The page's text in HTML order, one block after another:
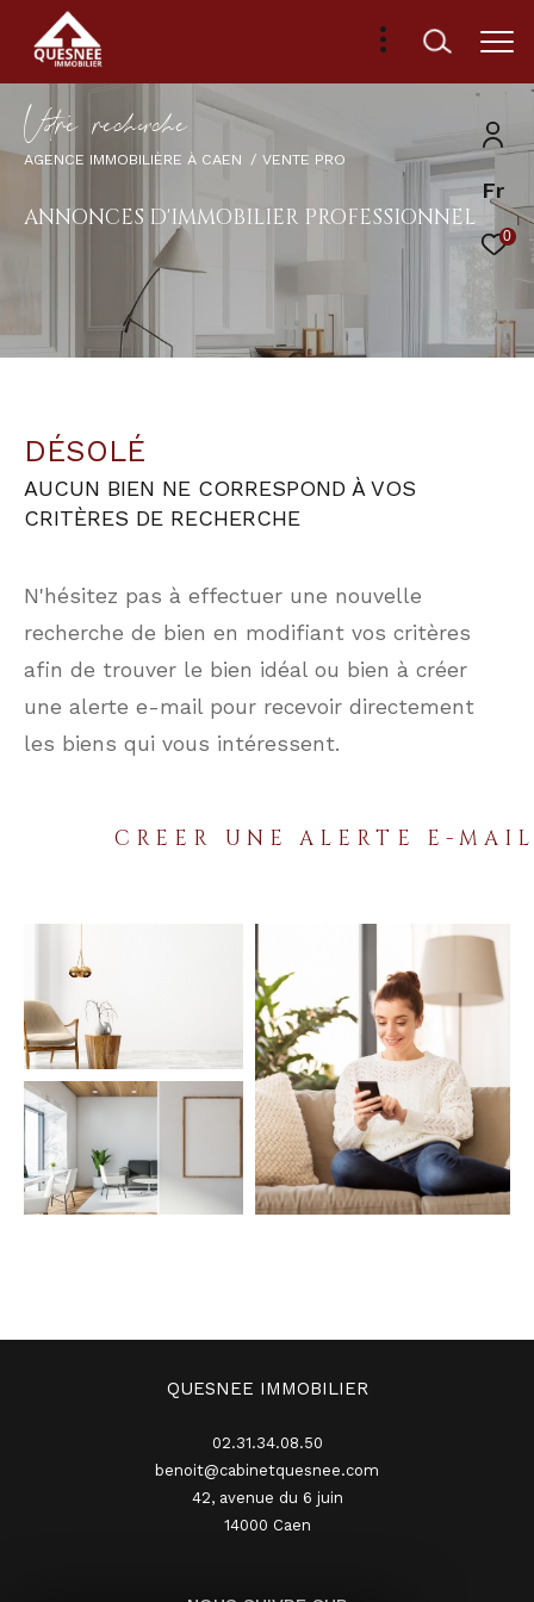
Fr
0
Vore recece
AGENCE IMMOBILIÈRE À CAEN VENTE PRO
ANNONCES D'IMMOBILIER PROFESSIONNEL
DÉSOLÉ
AUCUN BIEN NE CORRESPOND À VOS
CRITÈRES DE RECHERCHE
N'hésitez pas à effectuer une nouvelle
recherche de bien en modifiant vos critères
afin de trouver le bien idéal ou bien à créer
une alerte e-mail pour recevoir directement
les biens qui vous intéressent.
CREER UNE ALERTE E-
QUESNEE IMMOBILIER
02.31.34.08.50
benoit@cabinetquesnee.com
42, avenue du 6 juin
14000
caen